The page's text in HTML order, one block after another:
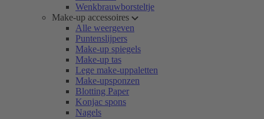
Wenkbrauwborsteltje
Make-up accessoires
Alle weergeven
Puntenslijpers
Make-up spiegels
Make-up tas
Lege make-uppaletten
Make-upsponzen
Blotting Paper
Konjac spons
Nagels